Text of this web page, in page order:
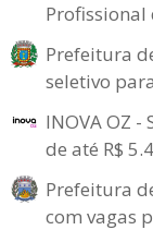
Profissional
Prefeitura
seletivo
INOVA OZ
de até R$
Prefeitura
com vagas